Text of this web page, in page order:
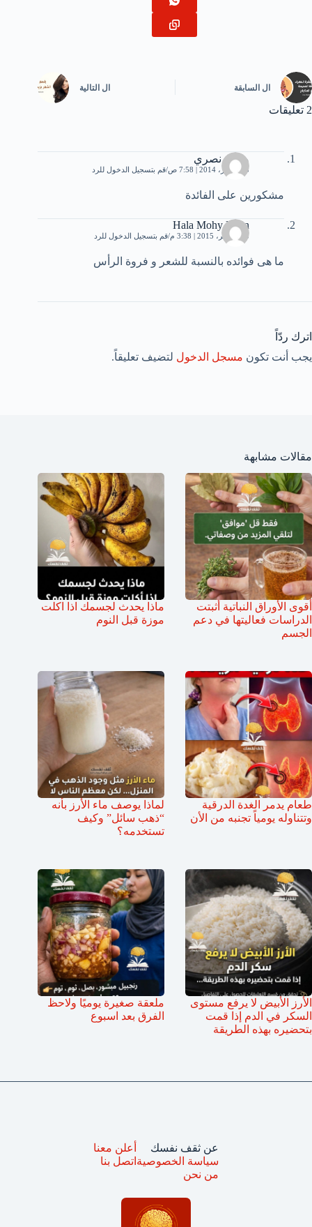
ال السابقة ال التالية
2 تعليقات
محمد نصري
15 أكتوبر، 2014 | 7:58 ص قم بتسجيل الدخول للرد
مشكورين على الفائدة
Hala Mohy Eldin
15 نوفمبر، 2015 | 3:38 م قم بتسجيل الدخول للرد
ما هى فوائده بالنسبة للشعر و فروة الرأس
اترك ردّاً
يجب أنت تكون مسجل الدخول لتضيف تعليقاً.
مقالات مشابهة
أقوى الأوراق النباتية أثبتت
الدراسات فعاليتها في دعم
الجسم
ماذا يحدث لجسمك اذا اكلت
موزة قبل النوم
طعام يدمر الغدة الدرقية
وتتناوله يومياً تجنبه من الأن
لماذا يوصف ماء الأرز بأنه
“ذهب سائل” وكيف
تستخدمه؟
الأرز الأبيض لا يرفع مستوى
السكر في الدم إذا قمت
بتحضيره بهذه الطريقة
ملعقة صغيرة يوميًا ولاحظ
الفرق بعد اسبوع
عن ثقف نفسك
سياسة الخصوصية
من نحن
أعلن معنا
اتصل بنا